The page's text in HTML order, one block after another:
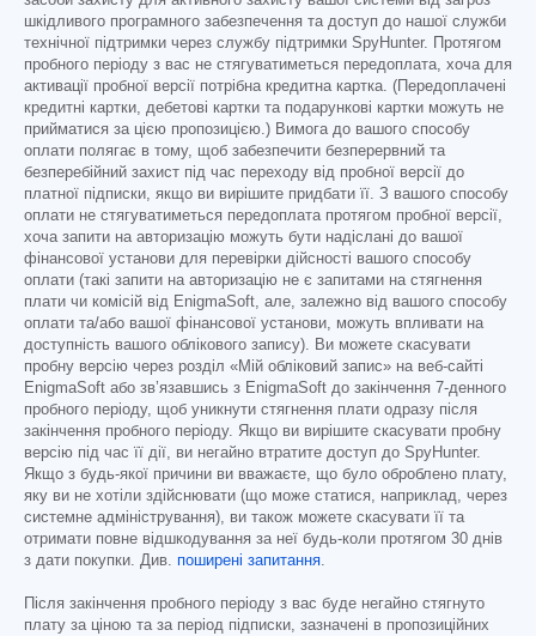
шкідливого програмного забезпечення та доступ до нашої служби
технічної підтримки через службу підтримки SpyHunter. Протягом
пробного періоду з вас не стягуватиметься передоплата, хоча для
активації пробної версії потрібна кредитна картка. (Передоплачені
кредитні картки, дебетові картки та подарункові картки можуть не
прийматися за цією пропозицією.) Вимога до вашого способу
оплати полягає в тому, щоб забезпечити безперервний та
безперебійний захист під час переходу від пробної версії до
платної підписки, якщо ви вирішите придбати її. З вашого способу
оплати не стягуватиметься передоплата протягом пробної версії,
хоча запити на авторизацію можуть бути надіслані до вашої
фінансової установи для перевірки дійсності вашого способу
оплати (такі запити на авторизацію не є запитами на стягнення
плати чи комісій від EnigmaSoft, але, залежно від вашого способу
оплати та/або вашої фінансової установи, можуть впливати на
доступність вашого облікового запису). Ви можете скасувати
пробну версію через розділ «Мій обліковий запис» на веб-сайті
EnigmaSoft або зв’язавшись з EnigmaSoft до закінчення 7-денного
пробного періоду, щоб уникнути стягнення плати одразу після
закінчення пробного періоду. Якщо ви вирішите скасувати пробну
версію під час її дії, ви негайно втратите доступ до SpyHunter.
Якщо з будь-якої причини ви вважаєте, що було оброблено плату,
яку ви не хотіли здійснювати (що може статися, наприклад, через
системне адміністрування), ви також можете скасувати її та
отримати повне відшкодування за неї будь-коли протягом 30 днів
з дати покупки. Див. поширені запитання.
Після закінчення пробного періоду з вас буде негайно стягнуто
плату за ціною та за період підписки, зазначені в пропозиційних